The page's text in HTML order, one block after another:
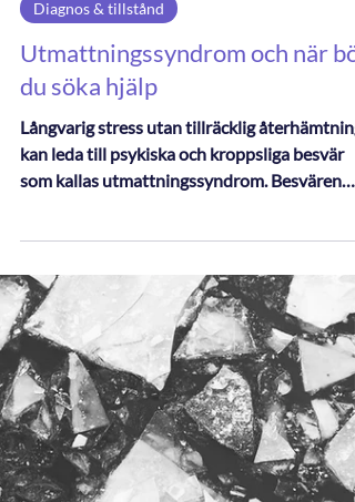
Diagnos & tillstånd
Utmattningssyndrom och när bör
du söka hjälp
Långvarig stress utan tillräcklig återhämtning
som kallas utmattningssyndrom. Besvären
benämndes tidigare som “utbrändhet” eller
“gå in i väggen” och de som drabbas blir ofta
sjukskrivna under början av sin rehabilitering.
Även benämningen utmattningsdepression
användes tidigare eftersom gränsen mellan
utmattningssyndrom och depression kan
diffus och många av symptomen överlappar. ​
Symptom Utmattningssyndrom kan påverka f